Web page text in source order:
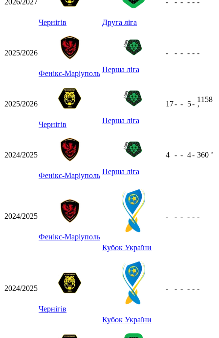
2026/2027
Чернігів Друга ліга
- - - - - -
2025/2026
Фенікс-Маріуполь Перша ліга
- - - - - -
2025/2026
Чернігів Перша ліга
17- - 5-
1158
ʼ
2024/2025
Фенікс-Маріуполь Перша ліга
4 - - 4- 360 ʼ
2024/2025
Фенікс-Маріуполь
Кубок України
- - - - - -
2024/2025
Чернігів
Кубок України
- - - - - -